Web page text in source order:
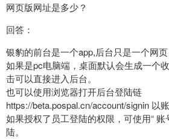
网页版网址是多少？
回答：
银豹的前台是一个app,后台只是一个网
如果是pc电脑端，桌面默认会生成一个
击可以直接进入后台。
也可以使用浏览器打开后台登陆链
https://beta.pospal.cn/account/signin 以
如果授权了员工登陆的权限，可使用“ 账
陆。